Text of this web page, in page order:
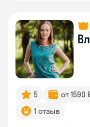
5 от 1590
1 отзыв